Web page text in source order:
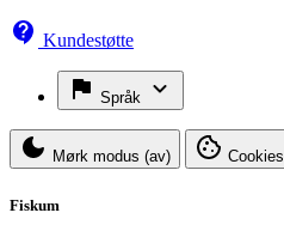
Kundestøtte
Språk
Mørk modus (av) Cookies
Fiskum